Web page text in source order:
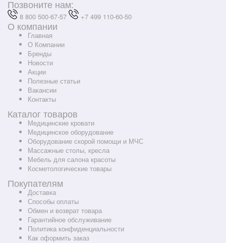
Позвоните нам:
8 800 500-67-57 +7 499 110-60-50
О компании
Главная
О Компании
Бренды
Новости
Акции
Полезные статьи
Вакансии
Контакты
Каталог товаров
Медицинские кровати
Медицинское оборудование
Оборудование скорой помощи и МЧС
Массажные столы, кресла
Мебель для салона красоты
Косметологические товары
Покупателям
Доставка
Способы оплаты
Обмен и возврат товара
Гарантийное обслуживание
Политика конфиденциальности
Как оформить заказ